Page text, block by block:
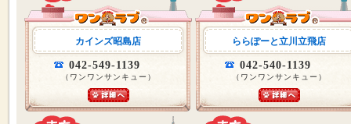
カインズ昭島店
042-549-1139
（ワンワンサンキュー）
ららぽーと立川立飛店
042-540-1139
（ワンワンサンキュー）